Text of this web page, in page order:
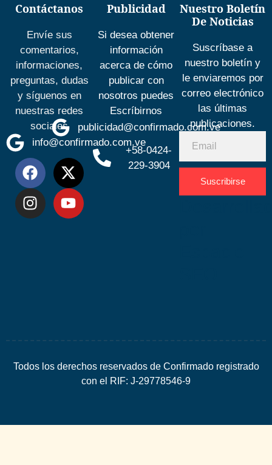
Contáctanos
Envíe sus
comentarios,
informaciones,
preguntas, dudas
y síguenos en
nuestras redes
sociales
info@confirmado.com.ve
Publicidad
Si desea obtener
información
acerca de cómo
publicar con
nosotros puedes
Escríbirnos
publicidad@confirmado.com.ve
+58-0424-
229-3904
Nuestro Boletín
De Noticias
Suscríbase a
nuestro boletín y
le enviaremos por
correo electrónico
las últimas
publicaciones.
Suscribirse
Todos los derechos reservados de Confirmado registrado
con el RIF: J-29778546-9